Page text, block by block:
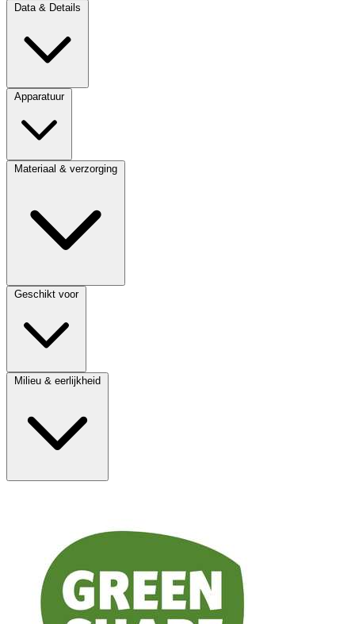
Data & Details
Apparatuur
Materiaal & verzorging
Geschikt voor
Milieu & eerlijkheid